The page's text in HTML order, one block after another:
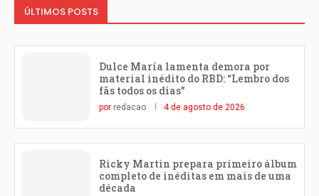
ÚLTIMOS POSTS
Dulce María lamenta demora por
material inédito do RBD: “Lembro dos
fãs todos os dias”
por redacao 4 de agosto de 2026
Ricky Martin prepara primeiro álbum
completo de inéditas em mais de uma
década